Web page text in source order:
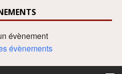
évènement
évènements